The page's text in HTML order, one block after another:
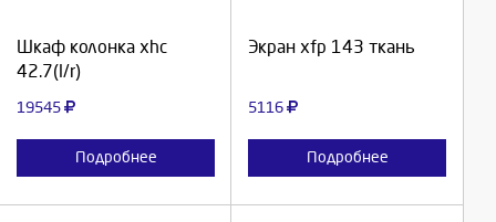
Шкаф колонка xhc
42.7(l/r)
19545
Подробнее
Экран xfp 143 ткань
5116
Подробнее